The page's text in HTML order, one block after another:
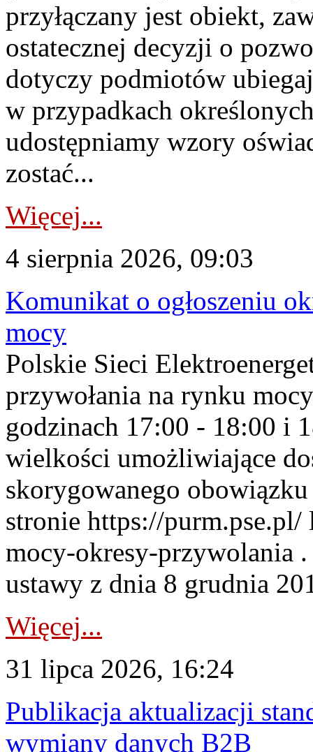
przyłączany jest obiekt,
ostatecznej decyzji o
dotyczy podmiotów
w przypadkach
udostępniamy wzory
zostać...
Więcej...
4 sierpnia 2026, 09:03
Komunikat o ogłoszeniu
mocy
Polskie Sieci
przywołania na rynku
godzinach 17:00 - 18:00 i
wielkości umożliwiające
skorygowanego
stronie https://
mocy-okresy-przywolania
ustawy z dnia 8 grudnia
Więcej...
31 lipca 2026, 16:24
Publikacja aktualizacji
wymiany danych B2B